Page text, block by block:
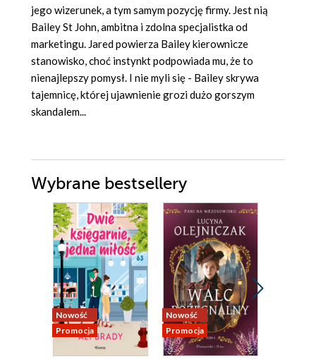
jego wizerunek, a tym samym pozycję firmy. Jest nią
Bailey St John, ambitna i zdolna specjalistka od
marketingu. Jared powierza Bailey kierownicze
stanowisko, choć instynkt podpowiada mu, że to
nienajlepszy pomysł. I nie myli się - Bailey skrywa
tajemnicę, której ujawnienie grozi dużo gorszym
skandalem...
Wybrane bestsellery
Nowość
Promocja
Nowość
Promocja